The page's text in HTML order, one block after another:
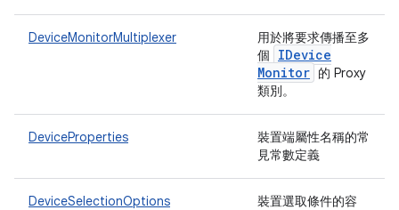
DeviceMonitorMultiplexer
用於將要求傳播至多
個
IDevice
Monitor 的 Proxy
類別。
DeviceProperties
裝置端屬性名稱的常
見常數定義
DeviceSelectionOptions
裝置選取條件的容